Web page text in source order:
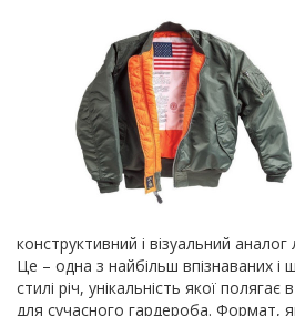
конструктивний і візуальний
Це – одна з найбільш впізнаваних і
стилі річ, унікальність якої полягає
для сучасного гардероба. Формат,